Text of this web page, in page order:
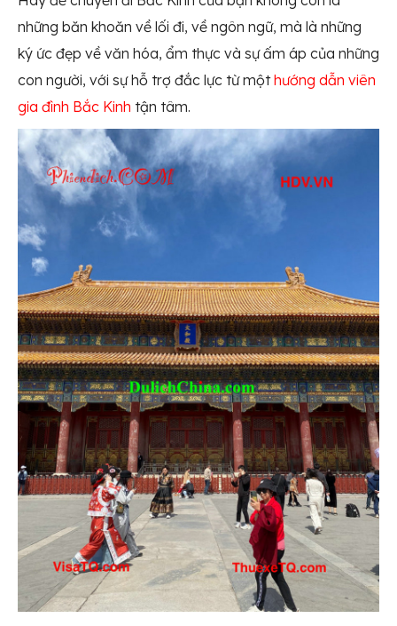
những băn khoăn về lối đi, về ngôn ngữ, mà là những
ký ức đẹp về văn hóa, ẩm thực và sự ấm áp của những
con người, với sự hỗ trợ đắc lực từ mộthướng dẫn viên
gia đình Bắc Kinh tận tâm.